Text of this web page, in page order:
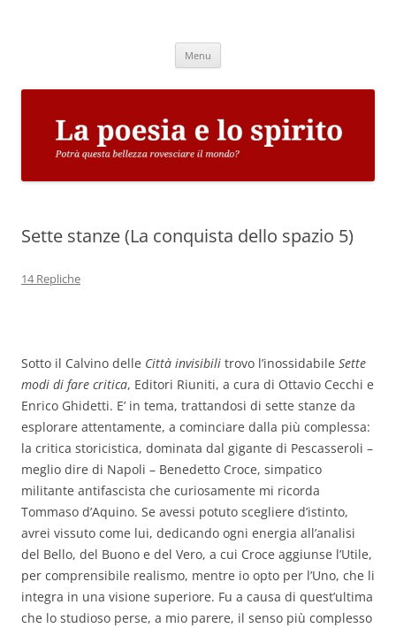
Menu
Sette stanze (La conquista dello spazio 5)
14 Repliche
Sotto il Calvino delle Città invisibili trovo l’inossidabile Sette
modi di fare critica, Editori Riuniti, a cura di Ottavio Cecchi e
Enrico Ghidetti. E’ in tema, trattandosi di sette stanze da
esplorare attentamente, a cominciare dalla più complessa:
la critica storicistica, dominata dal gigante di Pescasseroli –
meglio dire di Napoli – Benedetto Croce, simpatico
militante antifascista che curiosamente mi ricorda
Tommaso d’Aquino. Se avessi potuto scegliere d’istinto,
avrei vissuto come lui, dedicando ogni energia all’analisi
del Bello, del Buono e del Vero, a cui Croce aggiunse l’Utile,
per comprensibile realismo, mentre io opto per l’Uno, che li
integra in una visione superiore. Fu a causa di quest’ultima
che lo studioso perse, a mio parere, il senso più complesso